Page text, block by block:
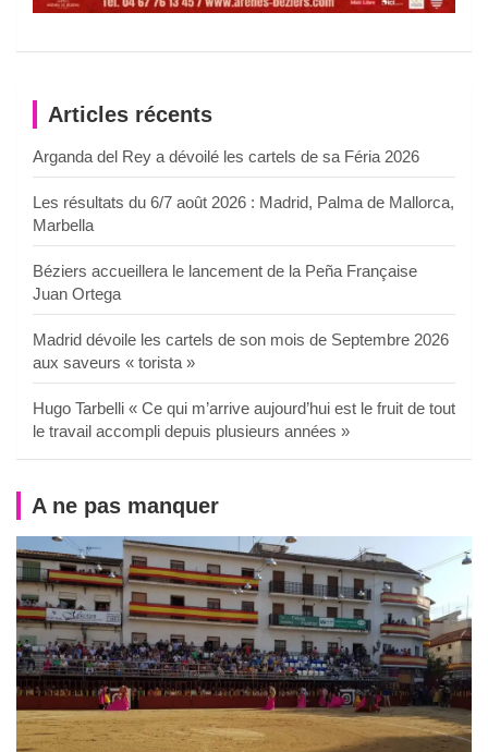
Articles récents
Arganda del Rey a dévoilé les cartels de sa Féria 2026
Les résultats du 6/7 août 2026 : Madrid, Palma de Mallorca,
Marbella
Béziers accueillera le lancement de la Peña Française
Juan Ortega
Madrid dévoile les cartels de son mois de Septembre 2026
aux saveurs « torista »
Hugo Tarbelli « Ce qui m’arrive aujourd’hui est le fruit de tout
le travail accompli depuis plusieurs années »
A ne pas manquer